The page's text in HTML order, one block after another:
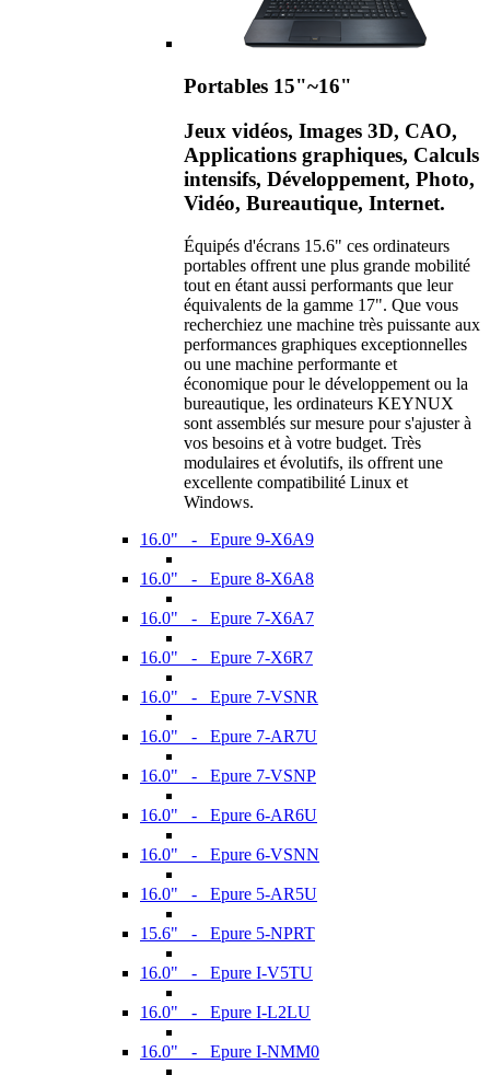
Portables 15"~16"
Jeux vidéos, Images 3D, CAO,
Applications graphiques, Calculs
intensifs, Développement, Photo,
Vidéo, Bureautique, Internet.
Équipés d'écrans 15.6" ces ordinateurs
portables offrent une plus grande mobilité
tout en étant aussi performants que leur
équivalents de la gamme 17". Que vous
recherchiez une machine très puissante aux
performances graphiques exceptionnelles
ou une machine performante et
économique pour le développement ou la
bureautique, les ordinateurs KEYNUX
sont assemblés sur mesure pour s'ajuster à
vos besoins et à votre budget. Très
modulaires et évolutifs, ils offrent une
excellente compatibilité Linux et
Windows.
16.0" - Epure 9-X6A9
16.0" - Epure 8-X6A8
16.0" - Epure 7-X6A7
16.0" - Epure 7-X6R7
16.0" - Epure 7-VSNR
16.0" - Epure 7-AR7U
16.0" - Epure 7-VSNP
16.0" - Epure 6-AR6U
16.0" - Epure 6-VSNN
16.0" - Epure 5-AR5U
15.6" - Epure 5-NPRT
16.0" - Epure I-V5TU
16.0" - Epure I-L2LU
16.0" - Epure I-NMM0